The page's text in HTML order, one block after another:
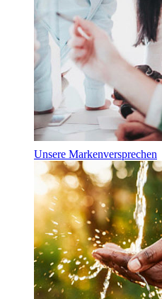
Unsere Markenversprechen